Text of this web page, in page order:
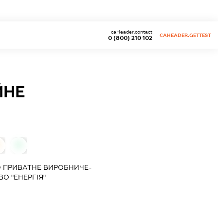
0 (800) 210 102
caHeader.contact
CAHEADER.GETTEST
ПРИВАТНЕ ВИРОБНИЧЕ-
"ЕНЕРГІЯ"